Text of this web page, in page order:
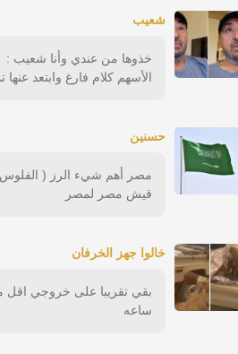
شعيب
خذوها من عندي وأنا شعيب :
الأسهم كلام فارغ وابتعد عنها
حسنين
مصر أهم شيء الرز (
قيش مصر لمصر
خالوا جهز الخرفان
بقي تقريبا على خروجي اقل
ساعه